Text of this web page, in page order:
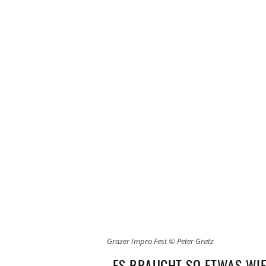
Grazer Impro Fest © Peter Gratz